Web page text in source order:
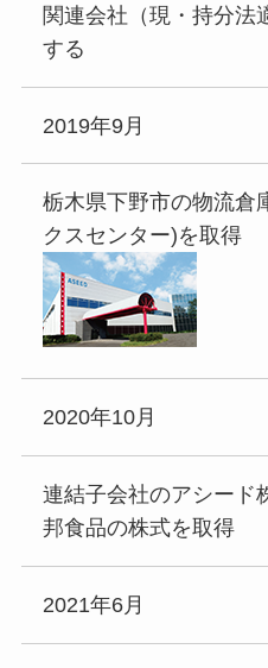
関連会社（現・持分法
する
2019年9月
栃木県下野市の物流倉
クスセンター)を取得
2020年10月
連結子会社のアシード
邦食品の株式を取得
2021年6月